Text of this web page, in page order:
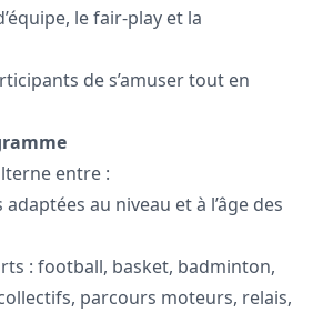
le fair-play et la
de s’amuser tout en
entre :
au niveau et à l’âge des
: football, basket, badminton,
parcours moteurs, relais,